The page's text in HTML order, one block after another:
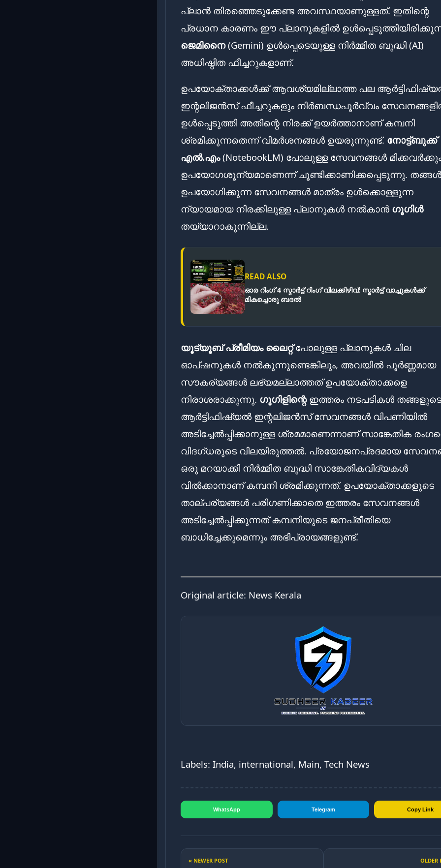
പ്ലാൻ തിരഞ്ഞെടുക്കേണ്ട അവസ്ഥയാണുള്ളത്. ഇതിന്റെ
പ്രധാന കാരണം ഈ പ്ലാനുകളിൽ
ജെമിനൈ(Gemini) ഉൾപ്പെടെയുള്ള നിർമ്മിത ബുദ്ധി (AI)
അധിഷ്ഠിത ഫീച്ചറുകളാണ്.
ഉപയോക്താക്കൾക്ക് ആവശ്യമില്ലാത്ത പല
ഇന്റലിജൻസ് ഫീച്ചറുകളും നിർബന്ധപൂർവ്വം
ഉൾപ്പെടുത്തി അതിന്റെ നിരക്ക് ഉയർത്താനാണ് കമ്പനി
ശ്രമിക്കുന്നതെന്ന് വിമർശനങ്ങൾ ഉയരുന്നുണ്ട്. നോട്ട്ബുക്ക്
എൽ.എം(NotebookLM) പോലുള്ള സേവനങ്ങൾ
ഉപയോഗശൂന്യമാണെന്ന് ചൂണ്ടിക്കാണിക്കപ്പെടുന്നു. തങ്ങൾ
ഉപയോഗിക്കുന്ന സേവനങ്ങൾ മാത്രം ഉൾക്കൊള്ളുന്ന
ന്യായമായ നിരക്കിലുള്ള പ്ലാനുകൾ നൽകാൻ ഗൂഗിൾ
തയ്യാറാകുന്നില്ല.
READ ALSO
ഓര റിംഗ് 4 സ്മാർട്ട് റിംഗ് വിലക്കിഴിവ്: സ്മാർട്ട് വാച്ചുകൾക്ക്
മികച്ചൊരു ബദൽ
യൂട്യൂബ് പ്രീമിയം ലൈറ്റ്പോലുള്ള പ്ലാനുകൾ ചില
ഓപ്ഷനുകൾ നൽകുന്നുണ്ടെങ്കിലും, അവയിൽ പൂർണ്ണമായ
സൗകര്യങ്ങൾ ലഭ്യമല്ലാത്തത് ഉപയോക്താക്കളെ
നിരാശരാക്കുന്നു. ഗൂഗിളിന്റെഇത്തരം നടപടികൾ തങ്ങളുടെ
ആർട്ടിഫിഷ്യൽ ഇന്റലിജൻസ് സേവനങ്ങൾ വിപണിയിൽ
അടിച്ചേൽപ്പിക്കാനുള്ള ശ്രമമാണെന്നാണ് സാങ്കേതിക
വിദഗ്ധരുടെ വിലയിരുത്തൽ. പ്രയോജനപ്രദമായ
ഒരു മറയാക്കി നിർമ്മിത ബുദ്ധി സാങ്കേതികവിദ്യകൾ
വിൽക്കാനാണ് കമ്പനി ശ്രമിക്കുന്നത്. ഉപയോക്താക്കളുടെ
താല്പര്യങ്ങൾ പരിഗണിക്കാതെ ഇത്തരം സേവനങ്ങൾ
അടിച്ചേൽപ്പിക്കുന്നത് കമ്പനിയുടെ ജനപ്രീതിയെ
ബാധിച്ചേക്കുമെന്നും അഭിപ്രായങ്ങളുണ്ട്.
Original article: News Kerala
Labels: India, international, Main, Tech News
WhatsApp Telegram Copy Link
« NEWER POST OLDER